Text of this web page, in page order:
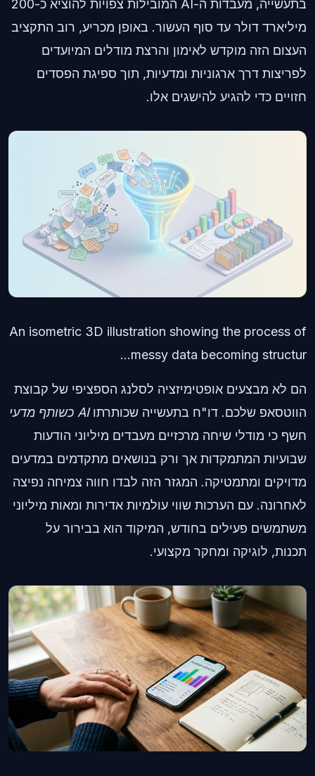
בתעשייה, מעבדות ה-AI המובילות צפויות להוציא כ-200
מיליארד דולר עד סוף העשור. באופן מכריע, רוב התקציב
העצום הזה מוקדש לאימון והרצת מודלים המיועדים
לפריצות דרך ארגוניות ומדעיות, תוך ספיגת הפסדים
חזויים כדי להגיע להישגים אלו.
An isometric 3D illustration showing the process of
messy data becoming structur...
הם לא מבצעים אופטימיזציה לסלנג הספציפי של קבוצת
הווטסאפ שלכם. דו"ח בתעשייה שכותרתוAI כשותף מדעי
חשף כי מודלי שיחה מרכזיים מעבדים מיליוני הודעות
שבועיות המתמקדות אך ורק בנושאים מתקדמים במדעים
מדויקים ומתמטיקה. המגזר הזה לבדו חווה צמיחה נפיצה
לאחרונה. עם הערכות שווי עולמיות אדירות ומאות מיליוני
משתמשים פעילים בחודש, המיקוד הוא בבירור על
תכנות, לוגיקה ומחקר מקצועי.